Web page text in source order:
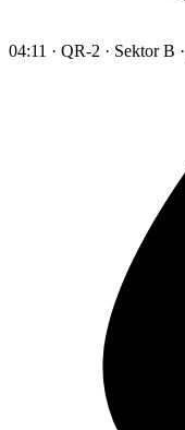
04:11 · QR-2 · Sektor B